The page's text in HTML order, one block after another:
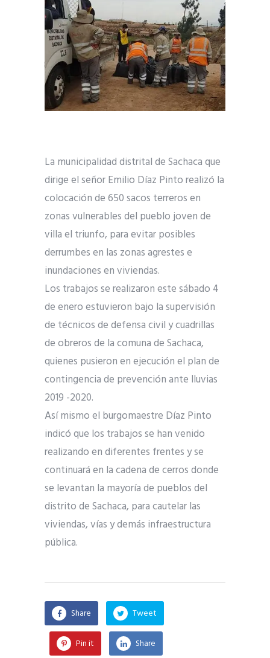
La municipalidad distrital de Sachaca que
dirige el señor Emilio Díaz Pinto realizó la
colocación de 650 sacos terreros en
zonas vulnerables del pueblo joven de
villa el triunfo, para evitar posibles
derrumbes en las zonas agrestes e
inundaciones en viviendas.
Los trabajos se realizaron este sábado 4
de enero estuvieron bajo la supervisión
de técnicos de defensa civil y cuadrillas
de obreros de la comuna de Sachaca,
quienes pusieron en ejecución el plan de
contingencia de prevención ante lluvias
2019 -2020.
Así mismo el burgomaestre Díaz Pinto
indicó que los trabajos se han venido
realizando en diferentes frentes y se
continuará en la cadena de cerros donde
se levantan la mayoría de pueblos del
distrito de Sachaca, para cautelar las
viviendas, vías y demás infraestructura
pública.
Share Tweet
Pin it Share